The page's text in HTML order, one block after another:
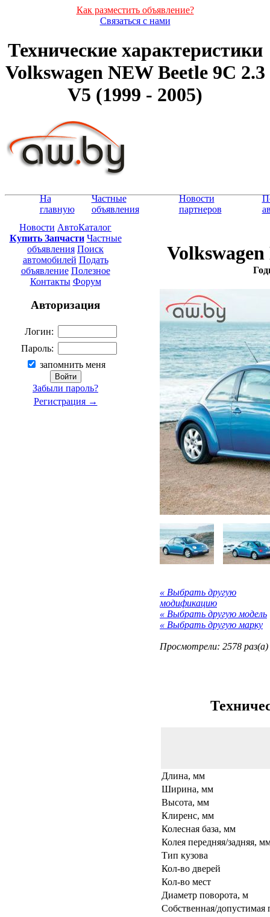
Как разместить объявление?
Связаться с нами
Технические характеристики
Volkswagen NEW Beetle 9C 2.3
V5 (1999 - 2005)
На
главную
Частные
объявления
Новости
партнеров
Новости АвтоКаталог
Купить Запчасти Частные
объявления Поиск
автомобилей Подать
объявление Полезное
Контакты Форум
Авторизация
Логин:
Пароль:
запомнить меня
Забыли пароль?
Регистрация →
« Выбрать другую
модификацию
« Выбрать другую модель
« Выбрать другую марку
Просмотрели: 2578 раз(а)
Длина, мм
Ширина, мм
Высота, мм
Клиренс, мм
Колесная база, мм
Колея передняя/задняя,
Тип кузова
Кол-во дверей
Кол-во мест
Диаметр поворота, м
Собственная/допустимая